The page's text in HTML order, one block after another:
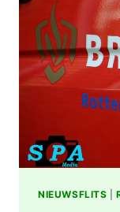
IN
NIEUWSFLITS |